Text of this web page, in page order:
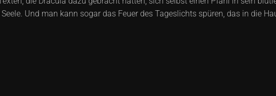
Und man kann sogar das Feuer des Tageslichts spüren, das in die